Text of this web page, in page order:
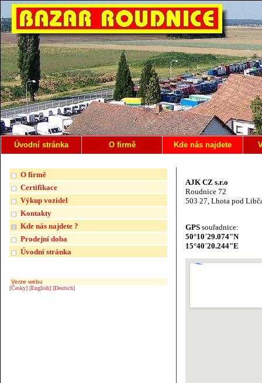
Úvodní stránka O firmě Kde nás najdete
O firmě
Certifikace
Výkup vozidel
Kontakty
Kde nás najdete ?
Prodejní doba
Úvodní stránka
Verze webu
[Česky] [English] [Deutsch]
AJK CZ s.r.o
Roudnice 72
503 27, Lhota pod
GPS souřadnice:
50°10´29.074"N
15°40´20.244"E